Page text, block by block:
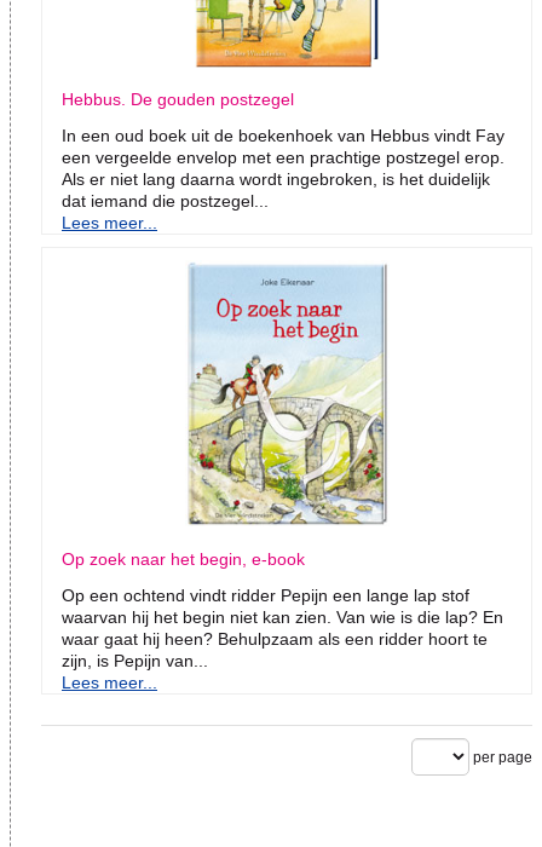
Hebbus. De gouden postzegel
In een oud boek uit de boekenhoek van Hebbus vindt Fay
een vergeelde envelop met een prachtige postzegel erop.
Als er niet lang daarna wordt ingebroken, is het duidelijk
dat iemand die postzegel...
Lees meer...
Op zoek naar het begin, e-book
Op een ochtend vindt ridder Pepijn een lange lap stof
waarvan hij het begin niet kan zien. Van wie is die lap? En
waar gaat hij heen? Behulpzaam als een ridder hoort te
zijn, is Pepijn van...
Lees meer...
per page